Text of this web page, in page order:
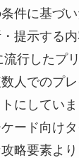
件に基づ
提示する内
流行したプ
人でのプ
にしてい
ード向け
略要素よ